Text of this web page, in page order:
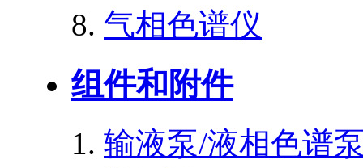
气相色谱仪
组件和附件
输液泵/液相色谱